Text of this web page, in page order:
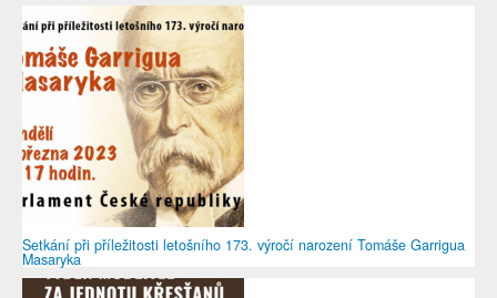
Setkání při příležitosti letošního 173. výročí narození Tomáše Garrigua
Masaryka